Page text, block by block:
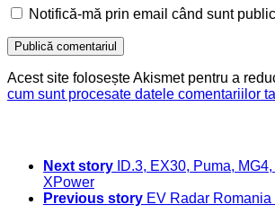
Notifică-mă prin email când sunt
Acest site folosește Akismet pentru a
cum sunt procesate datele comentariilor
Next story ID.3, EX30, Puma,
XPower
Previous story EV Radar